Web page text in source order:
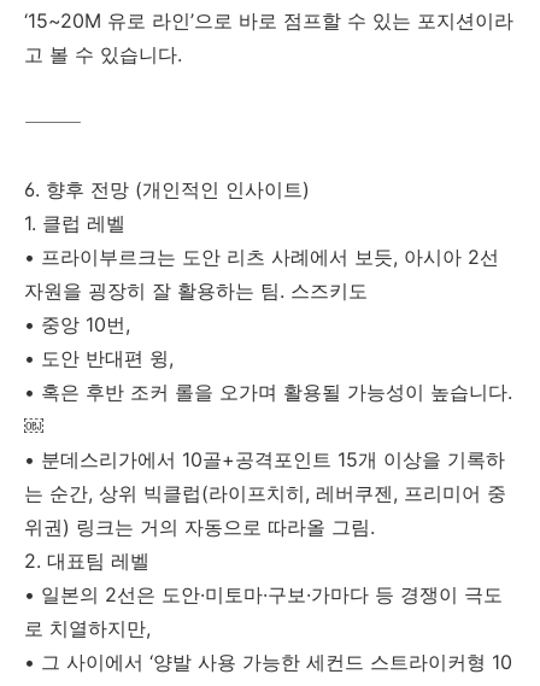
‘15~20M 유로 라인’으로 바로 점프할 수 있는 포지션이라
고 볼 수 있습니다.
⸻
6. 향후 전망 (개인적인 인사이트)
1. 클럽 레벨
• 프라이부르크는 도안 리츠 사례에서 보듯, 아시아 2선
자원을 굉장히 잘 활용하는 팀. 스즈키도
• 중앙 10번,
• 도안 반대편 윙,
• 혹은 후반 조커 롤을 오가며 활용될 가능성이 높습니다.
￼
• 분데스리가에서 10골+공격포인트 15개 이상을 기록하
는 순간, 상위 빅클럽(라이프치히, 레버쿠젠, 프리미어 중
위권) 링크는 거의 자동으로 따라올 그림.
2. 대표팀 레벨
• 일본의 2선은 도안·미토마·구보·가마다 등 경쟁이 극도
로 치열하지만,
• 그 사이에서 ‘양발 사용 가능한 세컨드 스트라이커형 10